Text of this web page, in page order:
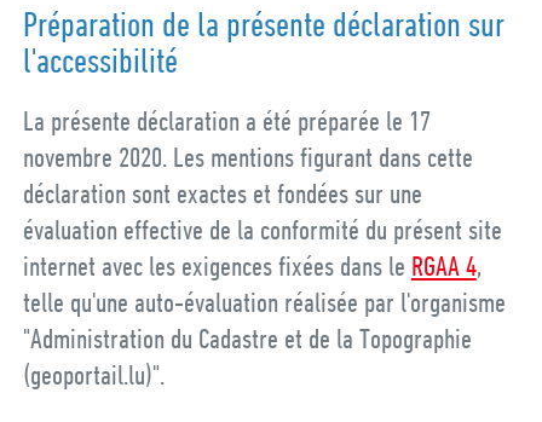
Préparation de la présente déclaration sur
l'accessibilité
La présente déclaration a été préparée le 17
novembre 2020. Les mentions figurant dans cette
déclaration sont exactes et fondées sur une
évaluation effective de la conformité du présent site
internet avec les exigences fixées dans le RGAA 4,
telle qu'une auto-évaluation réalisée par l'organisme
"Administration du Cadastre et de la Topographie
(geoportail.lu)".